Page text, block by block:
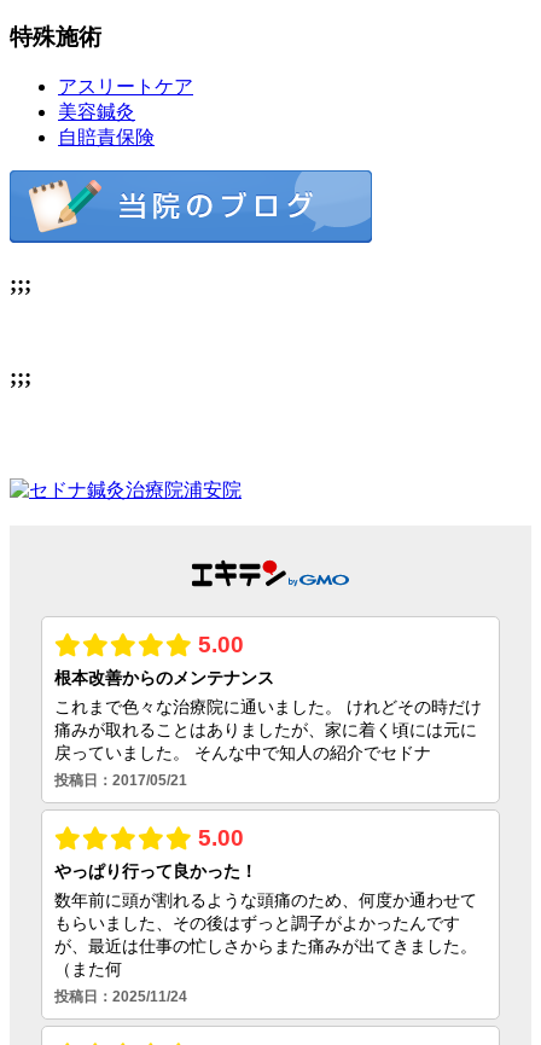
特殊施術
アスリートケア
美容鍼灸
自賠責保険
;;;
;;;